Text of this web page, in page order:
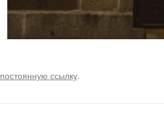
постоянную ссылку.